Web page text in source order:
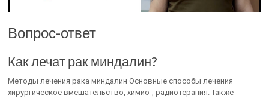
Вопрос-ответ
Как лечат рак миндалин?
Методы лечения рака миндалин Основные способы лечения –
хирургическое вмешательство, химио-, радиотерапия. Также